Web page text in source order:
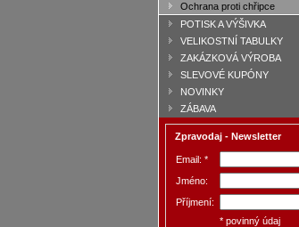
Ochrana proti chřipce
POTISK A VÝŠIVKA
VELIKOSTNÍ TABULKY
ZAKÁZKOVÁ VÝROBA
SLEVOVÉ KUPÓNY
NOVINKY
ZÁBAVA
Zpravodaj - Newsletter
Email: *
Jméno:
Příjmení:
* povinný údaj